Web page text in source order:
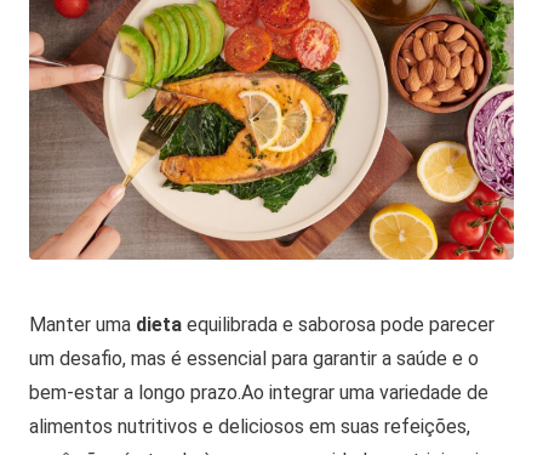
Manter uma dieta equilibrada e saborosa pode parecer
um desafio, mas é essencial para garantir a saúde e o
bem-estar a longo prazo.Ao integrar uma variedade de
alimentos nutritivos e deliciosos em suas refeições,